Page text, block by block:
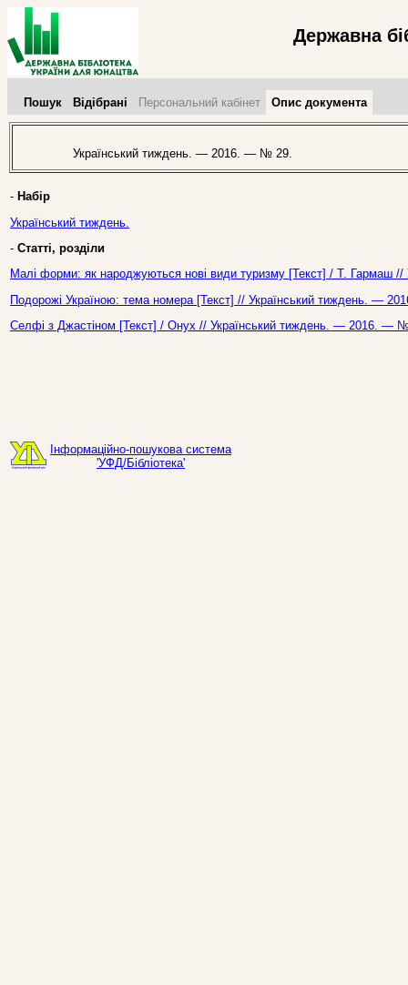
Державна
Пошук Відібрані Персональний кабінет Опис документа
Український тиждень. — 2016. — № 29.
- Набір
Український тиждень.
- Статті, розділи
Малі форми: як народжуються нові види туризму [Текст] / Т.
Подорожі Україною: тема номера [Текст] // Український тиждень. —
Селфі з Джастіном [Текст] / Онух // Український тиждень. — 2016. —
Інформаційно-пошукова система
'УФД/Бібліотека'